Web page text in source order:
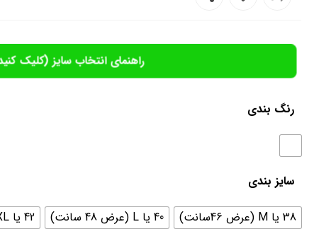
راهنمای انتخاب سایز (کلیک
رنگ بندی
سایز بندی
38 یا M (عرض 46سانت) 40 یا L (عرض 48 سانت) 42 یا XL (عرض 51 سانت)